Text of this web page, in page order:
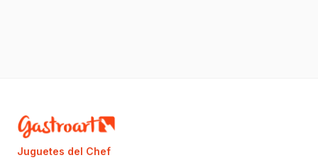
Juguetes del Chef